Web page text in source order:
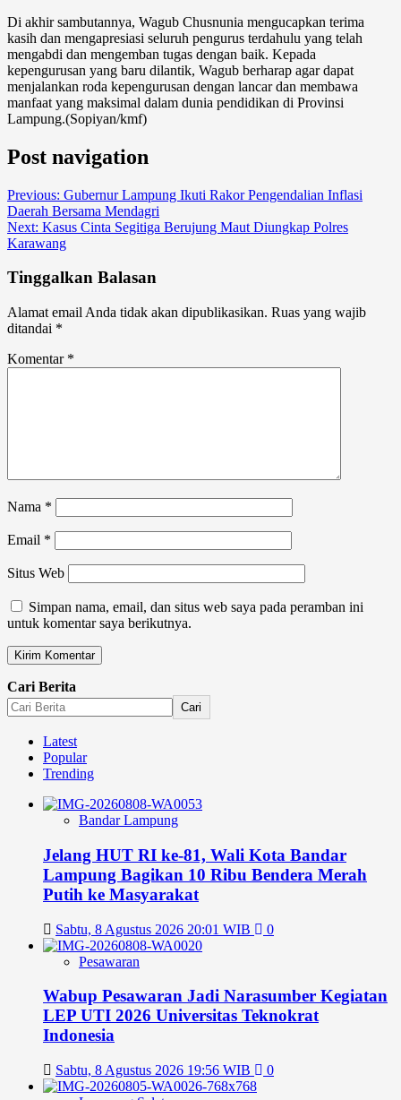
Di akhir sambutannya, Wagub Chusnunia mengucapkan terima
kasih dan mengapresiasi seluruh pengurus terdahulu yang telah
mengabdi dan mengemban tugas dengan baik. Kepada
kepengurusan yang baru dilantik, Wagub berharap agar dapat
menjalankan roda kepengurusan dengan lancar dan membawa
manfaat yang maksimal dalam dunia pendidikan di Provinsi
Lampung.(Sopiyan/kmf)
Post navigation
Previous: Gubernur Lampung Ikuti Rakor Pengendalian Inflasi
Daerah Bersama Mendagri
Next: Kasus Cinta Segitiga Berujung Maut Diungkap Polres
Karawang
Tinggalkan Balasan
Alamat email Anda tidak akan dipublikasikan. Ruas yang wajib
ditandai *
Komentar *
Nama *
Email *
Situs Web
Simpan nama, email, dan situs web saya pada peramban ini
untuk komentar saya berikutnya.
Cari Berita
Cari
Latest
Popular
Trending
Bandar Lampung
Jelang HUT RI ke-81, Wali Kota Bandar
Lampung Bagikan 10 Ribu Bendera Merah
Putih ke Masyarakat
Sabtu, 8 Agustus 2026 20:01 WIB 0
Pesawaran
Wabup Pesawaran Jadi Narasumber Kegiatan
LEP UTI 2026 Universitas Teknokrat
Indonesia
Sabtu, 8 Agustus 2026 19:56 WIB 0